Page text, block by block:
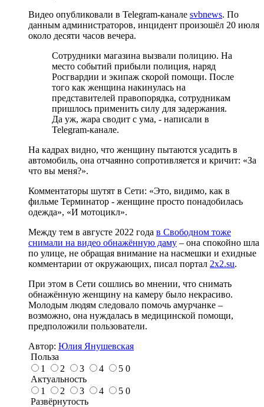
Видео опубликовали в Telegram-канале svbnews. По
данным администраторов, инцидент произошёл 20 июля
около десяти часов вечера.
Сотрудники магазина вызвали полицию. На
место событий прибыли полиция, наряд
Росгвардии и экипаж скорой помощи. После
того как женщина накинулась на
представителей правопорядка, сотрудникам
пришлось применить силу для задержания.
Да уж, жара сводит с ума, - написали в
Telegram-канале.
На кадрах видно, что женщину пытаются усадить в
автомобиль, она отчаянно сопротивляется и кричит: «За
что вы меня?».
Комментаторы шутят в Сети: «Это, видимо, как в
фильме Терминатор - женщине просто понадобилась
одежда», «И мотоцикл».
Между тем в августе 2022 года в Свободном тоже
снимали на видео обнажённую даму – она спокойно шла
по улице, не обращая внимание на насмешки и ехидные
комментарии от окружающих, писал портал 2x2.su.
При этом в Сети сошлись во мнении, что снимать
обнажённую женщину на камеру было некрасиво.
Молодым людям следовало помочь амурчанке –
возможно, она нуждалась в медицинской помощи,
предположили пользователи.
Автор: Юлия Янушевская
Польза
1
2 3 4 5 0
Актуальность
1
2 3 4 5 0
Развёрнутость